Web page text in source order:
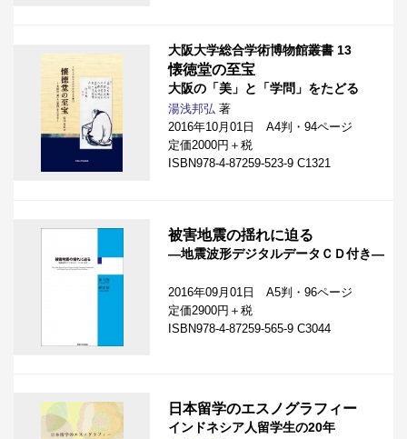
大阪大学総合学術博物館叢書 13
懐徳堂の至宝
大阪の「美」と「学問」をたどる
湯浅邦弘 著
2016年10月01日 A4判・94ページ
定価2000円＋税
ISBN978-4-87259-523-9 C1321
被害地震の揺れに迫る
―地震波形デジタルデータＣＤ付き―
2016年09月01日 A5判・96ページ
定価2900円＋税
ISBN978-4-87259-565-9 C3044
日本留学のエスノグラフィー
インドネシア人留学生の20年